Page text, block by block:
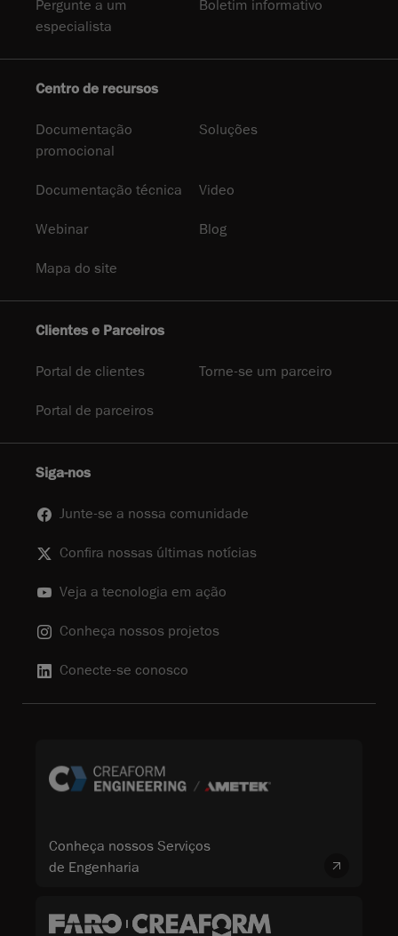
Pergunte a um
especialista
Boletim informativo
Centro de recursos
Documentação
promocional
Soluções
Documentação técnica Video
Webinar Blog
Mapa do site
Clientes e Parceiros
Portal de clientes Torne-se um parceiro
Portal de parceiros
Siga-nos
Junte-se a nossa comunidade
Confira nossas últimas notícias
Veja a tecnologia em ação
Conheça nossos projetos
Conecte-se conosco
Conheça nossos Serviços
de Engenharia